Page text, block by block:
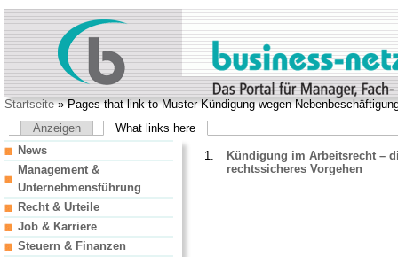
Startseite» Pages that link to Muster-Kündigung wegen
Anzeigen
What links here
Kündigung im Arbeitsrecht –
rechtssicheres Vorgehen
News
Management &
Unternehmensführung
Recht & Urteile
Job & Karriere
Steuern & Finanzen